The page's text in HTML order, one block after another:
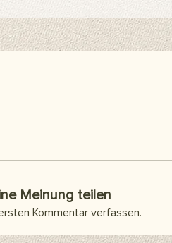
Produkte
Lieferumfang
Hier findest
Meinung teilen
Kommentar verfassen.